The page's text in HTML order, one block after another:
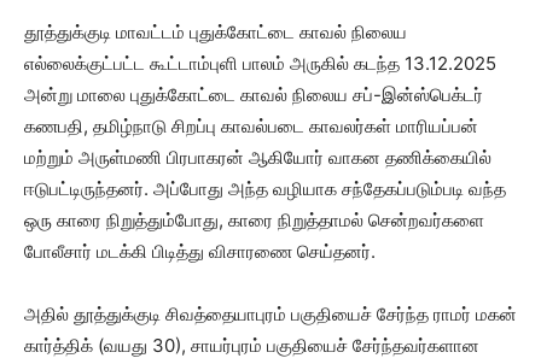
தூத்துக்குடி மாவட்டம் புதுக்கோட்டை காவல் நிலைய
எல்லைக்குட்பட்ட கூட்டாம்புளி பாலம் அருகில் கடந்த 13.12.2025
அன்று மாலை புதுக்கோட்டை காவல் நிலைய சப்-இன்ஸ்பெக்டர்
கணபதி, தமிழ்நாடு சிறப்பு காவல்படை காவலர்கள் மாரியப்பன்
மற்றும் அருள்மணி பிரபாகரன் ஆகியோர் வாகன தணிக்கையில்
ஈடுபட்டிருந்தனர். அப்போது அந்த வழியாக சந்தேகப்படும்படி வந்த
ஒரு காரை நிறுத்தும்போது, காரை நிறுத்தாமல் சென்றவர்களை
போலீசார் மடக்கி பிடித்து விசாரணை செய்தனர்.
அதில் தூத்துக்குடி சிவத்தையாபுரம் பகுதியைச் சேர்ந்த ராமர் மகன்
கார்த்திக் (வயது 30), சாயர்புரம் பகுதியைச் சேர்ந்தவர்களான